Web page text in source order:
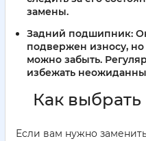
замены.
Задний подшипник:
подвержен износу, но
можно забыть.
избежать
Как
Если вам нужно